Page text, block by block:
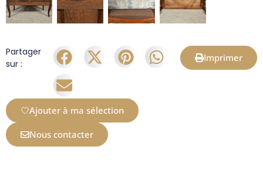
Partager
sur :
Imprimer
Ajouter à ma sélection
Nous contacter